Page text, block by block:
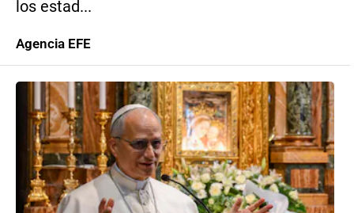
los estad...
Agencia EFE